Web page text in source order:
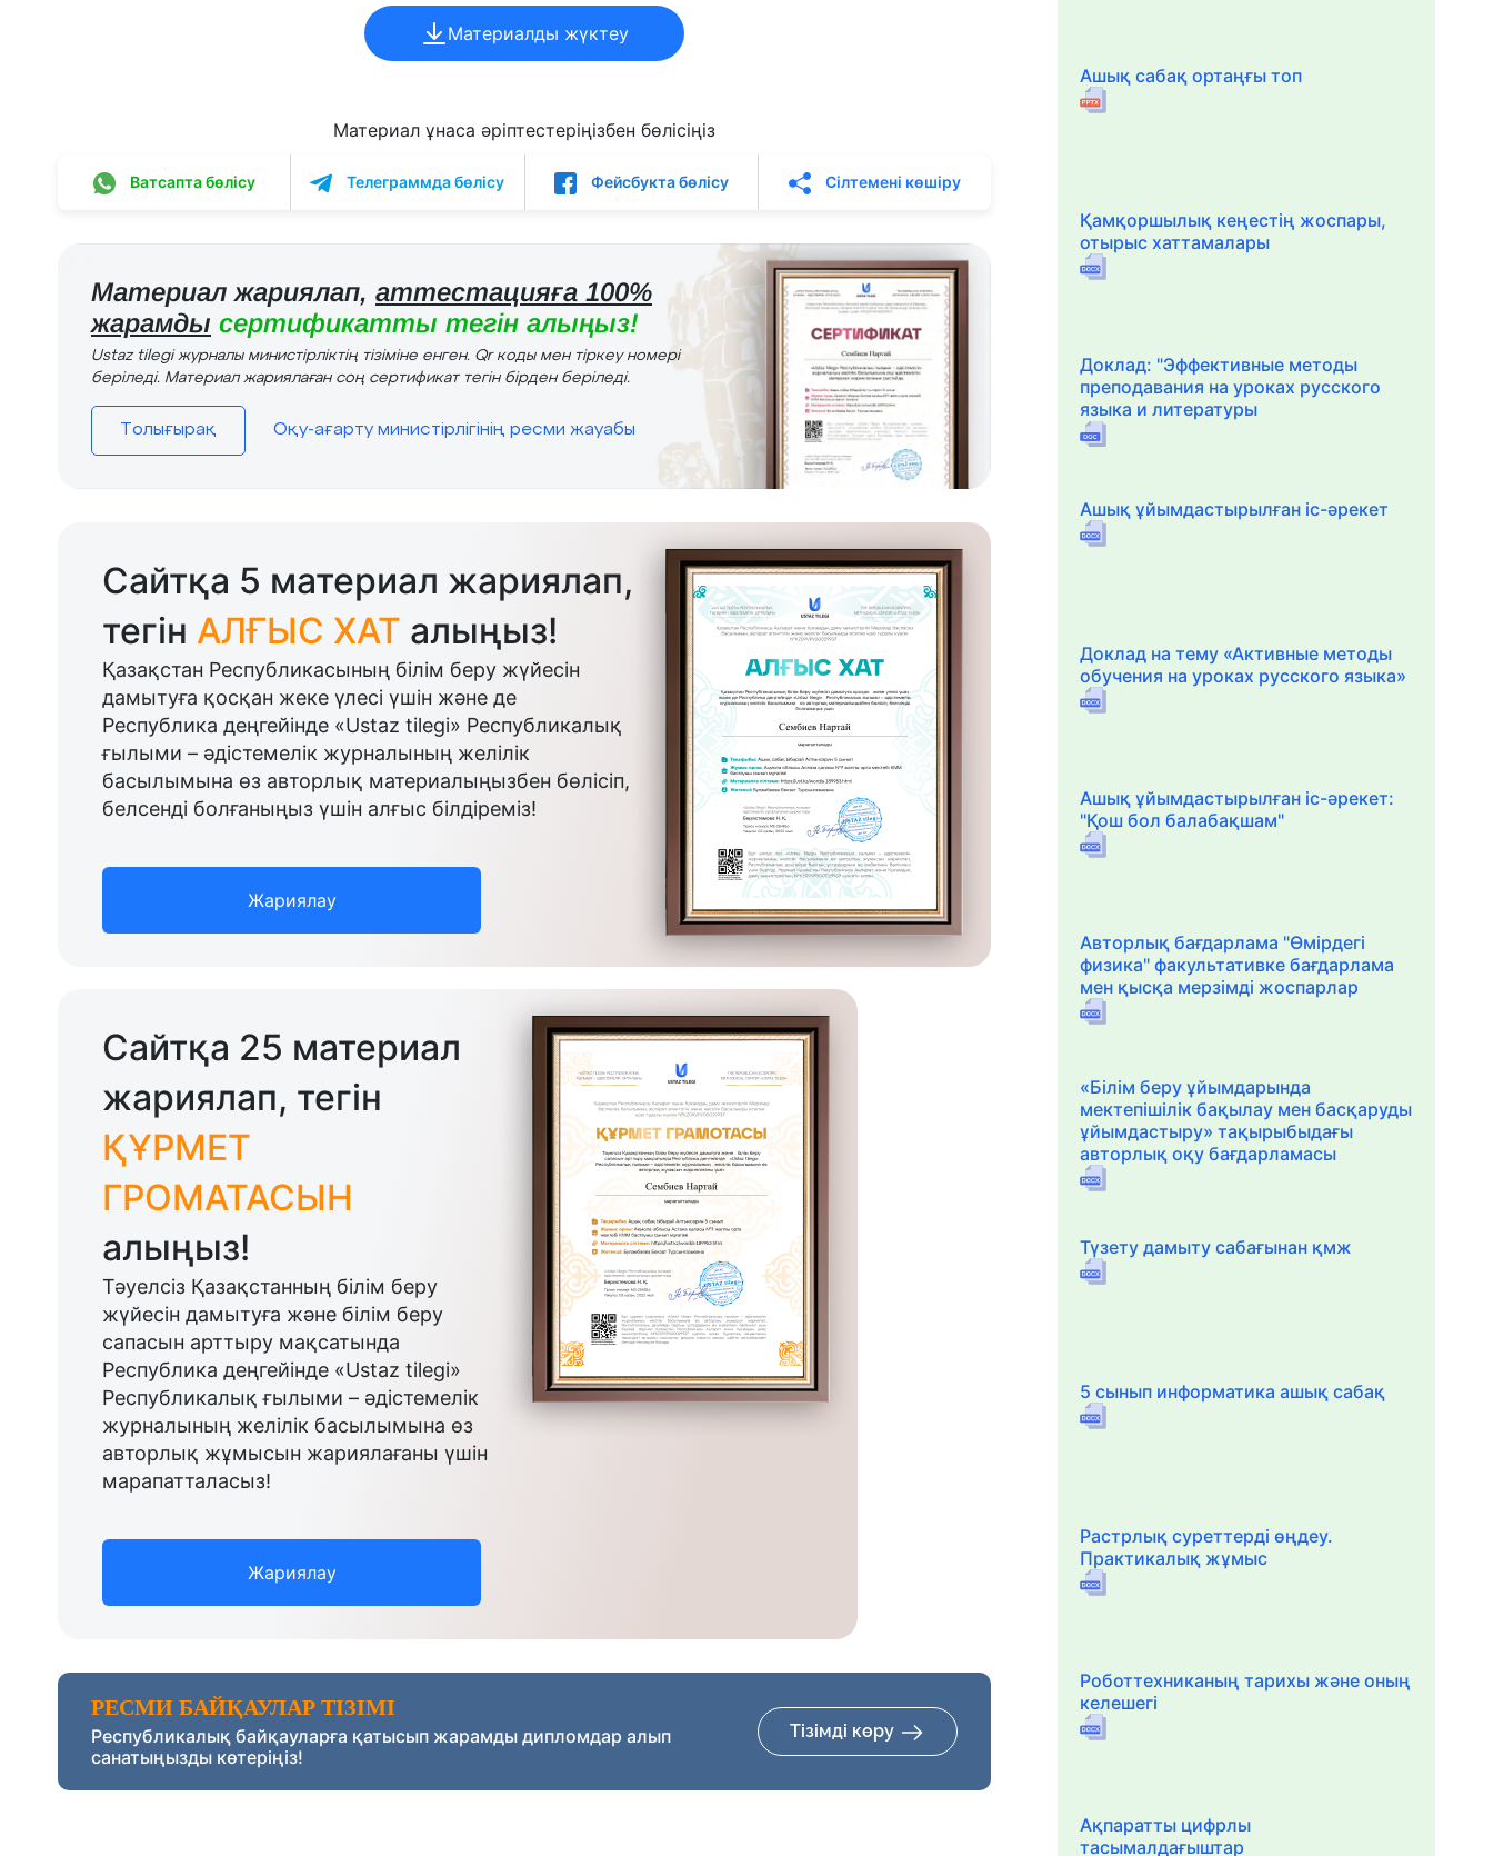
Материалды жүктеу
Материал ұнаса әріптестеріңізбен бөлісіңіз
Ватсапта бөлісу Телеграммда бөлісу Фейсбукта бөлісу Сілтемені көшіру
Материал жариялап, аттестацияға 100%
жарамды сертификатты тегін алыңыз!
Ustaz tilegi журналы министірліктің тізіміне енген. Qr коды мен тіркеу номері
беріледі. Материал жариялаған соң сертификат тегін бірден беріледі.
Толығырақ Оқу-ағарту министірлігінің ресми жауабы
Сайтқа 5 материал жариялап,
тегін АЛҒЫС ХАТ алыңыз!
Қазақстан Республикасының білім беру жүйесін
дамытуға қосқан жеке үлесі үшін және де
Республика деңгейінде «Ustaz tilegi» Республикалық
ғылыми – әдістемелік журналының желілік
басылымына өз авторлық материалыңызбен бөлісіп,
белсенді болғаныңыз үшін алғыс білдіреміз!
Жариялау
Сайтқа 25 материал
жариялап, тегін
ҚҰРМЕТ
ГРОМАТАСЫН
алыңыз!
Тәуелсіз Қазақстанның білім беру
жүйесін дамытуға және білім беру
сапасын арттыру мақсатында
Республика деңгейінде «Ustaz tilegi»
Республикалық ғылыми – әдістемелік
журналының желілік басылымына өз
авторлық жұмысын жариялағаны үшін
марапатталасыз!
Жариялау
РЕСМИ БАЙҚАУЛАР ТІЗІМІ
Республикалық байқауларға қатысып жарамды дипломдар алып
санатыңызды көтеріңіз!
Тізімді көру
Ашық сабақ ортаңғы топ
Қамқоршылық кеңестің жоспары,
отырыс хаттамалары
Доклад: "Эффективные методы
преподавания на уроках русского
языка и литературы
Ашық ұйымдастырылған іс-әрекет
Доклад на тему «Активные методы
обучения на уроках русского языка»
Ашық ұйымдастырылған іс-әрекет:
"Қош бол балабақшам"
Авторлық бағдарлама "Өмірдегі
физика" факультативке бағдарлама
мен қысқа мерзімді жоспарлар
«Білім беру ұйымдарында
мектепішілік бақылау мен басқаруды
ұйымдастыру» тақырыбыдағы
авторлық оқу бағдарламасы
Түзету дамыту сабағынан қмж
5 сынып информатика ашық сабақ
Растрлық суреттерді өңдеу.
Практикалық жұмыс
Роботтехниканың тарихы және оның
келешегі
Ақпаратты цифрлы
тасымалдағыштар